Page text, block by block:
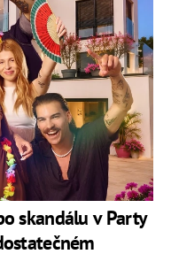
skandálu v Party